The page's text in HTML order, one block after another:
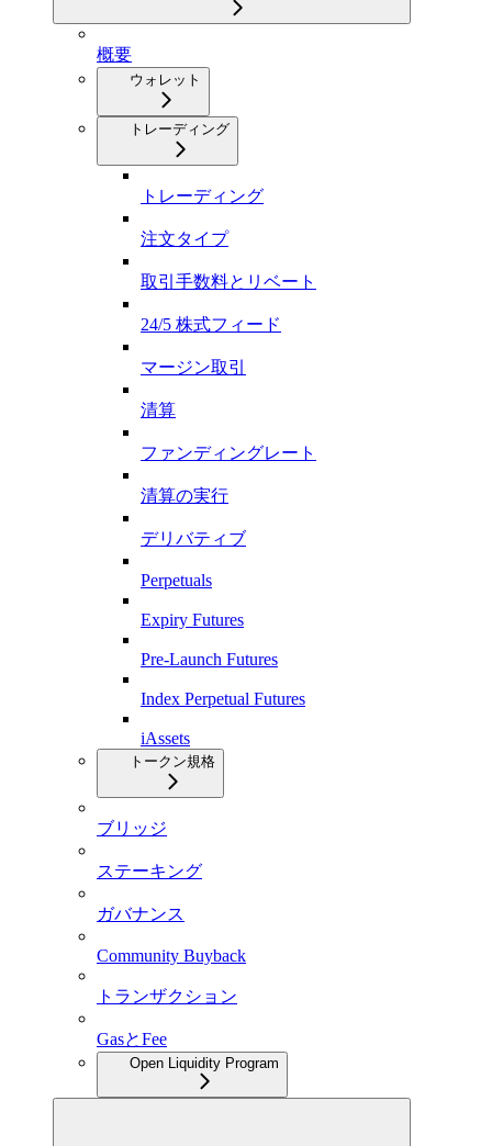
概要
ウォレット
トレーディング
トレーディング
注文タイプ
取引手数料とリベート
24/5 株式フィード
マージン取引
清算
ファンディングレート
清算の実行
デリバティブ
Perpetuals
Expiry Futures
Pre-Launch Futures
Index Perpetual Futures
iAssets
トークン規格
ブリッジ
ステーキング
ガバナンス
Community Buyback
トランザクション
GasとFee
Open Liquidity Program